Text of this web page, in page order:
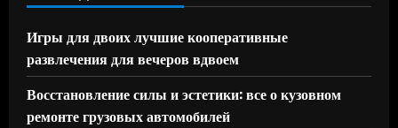
Игры для двоих лучшие кооперативные
развлечения для вечеров вдвоем
Восстановление силы и эстетики: все о кузовном
ремонте грузовых автомобилей